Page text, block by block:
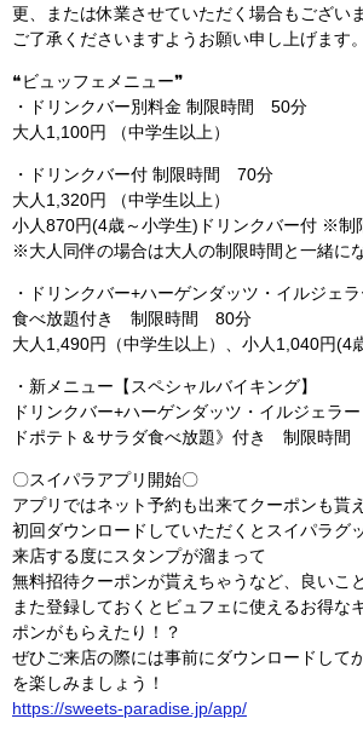
更、または休業させていただく場合もございま
ご了承くださいますようお願い申し上げます。
❝ビュッフェメニュー❞
・ドリンクバー別料金 制限時間 50分
大人1,100円 （中学生以上）
・ドリンクバー付 制限時間 70分
大人1,320円 （中学生以上）
小人870円(4歳～小学生)ドリンクバー付 ※
※大人同伴の場合は大人の制限時間と一緒に
・ドリンクバー+ハーゲンダッツ・イルジェラ
食べ放題付き 制限時間 80分
大人1,490円（中学生以上）、小人1,040円(4
・新メニュー【スペシャルバイキング】
ドリンクバー+ハーゲンダッツ・イルジェラ
ドポテト＆サラダ食べ放題》付き 制限時
〇スイパラアプリ開始〇
アプリではネット予約も出来てクーポンも貰
初回ダウンロードしていただくとスイパラグ
来店する度にスタンプが溜まって
無料招待クーポンが貰えちゃうなど、良いこ
また登録しておくとビュフェに使えるお得な
ポンがもらえたり！？
ぜひご来店の際には事前にダウンロードして
を楽しみましょう！
https://sweets-paradise.jp/app/